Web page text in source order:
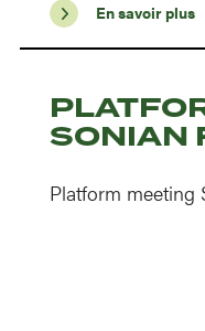
En savoir plus
SONIAN
Platform meeting